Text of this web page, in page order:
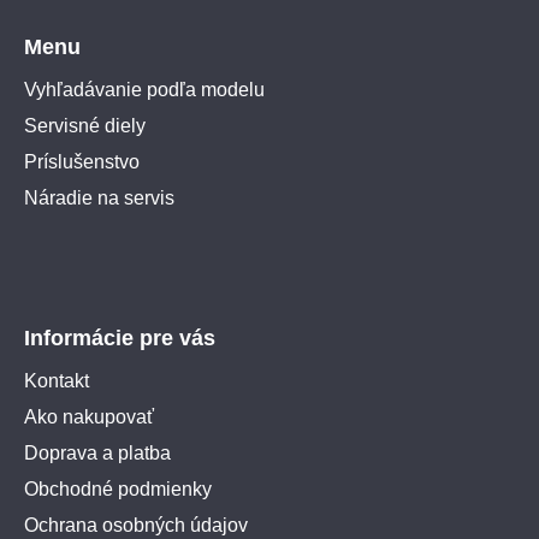
Menu
Vyhľadávanie podľa modelu
Servisné diely
Príslušenstvo
Náradie na servis
Informácie pre vás
Kontakt
Ako nakupovať
Doprava a platba
Obchodné podmienky
Ochrana osobných údajov